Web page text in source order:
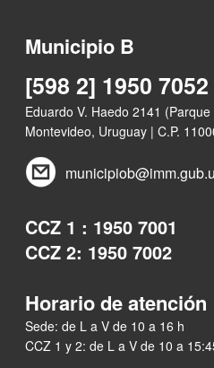
Municipio B
[598 2] 1950 7052
Eduardo V. Haedo 2141
Montevideo, Uruguay | C.P.
CCZ 1 : 1950 7001
CCZ 2: 1950 7002
Horario de atención
Sede: de L a V de 10 a 16 h
CCZ 1 y 2: de L a V de 10 a